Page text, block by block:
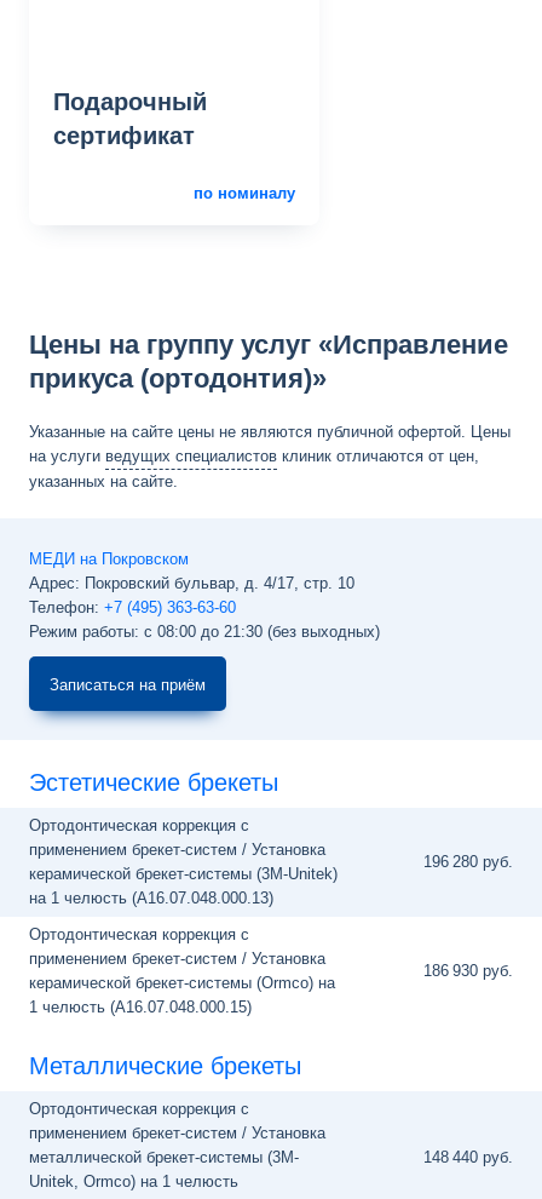
Подарочный
сертификат
по номиналу
Цены на группу услуг «Исправление
прикуса (ортодонтия)»
Указанные на сайте цены не являются публичной офертой. Цены
на услуги ведущих специалистов клиник отличаются от цен,
указанных на сайте.
Записаться на приём
МЕДИ на Покровском
Адрес: Покровский бульвар, д. 4/17, стр. 10
Телефон: +7 (495) 363-63-60
Режим работы: с 08:00 до 21:30 (без выходных)
Эстетические брекеты
Ортодонтическая коррекция с
применением брекет-систем / Установка
керамической брекет-системы (3M-Unitek)
на 1 челюсть (A16.07.048.000.13)
196 280 руб.
Ортодонтическая коррекция с
применением брекет-систем / Установка
керамической брекет-системы (Ormco) на
1 челюсть (A16.07.048.000.15)
186 930 руб.
Металлические брекеты
Ортодонтическая коррекция с
применением брекет-систем / Установка
металлической брекет-системы (3М-
Unitek, Ormco) на 1 челюсть
148 440 руб.